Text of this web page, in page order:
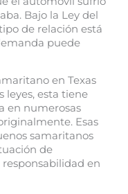
Bajo la Ley del
de relación está
puede
en Texas
leyes, esta tiene
en numerosas
Esas
samaritanos
de
en